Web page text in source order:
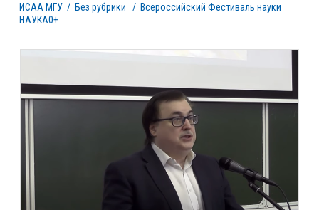
ИСАА МГУ / Без рубрики / Всероссийский Фестиваль науки
НАУКА0+